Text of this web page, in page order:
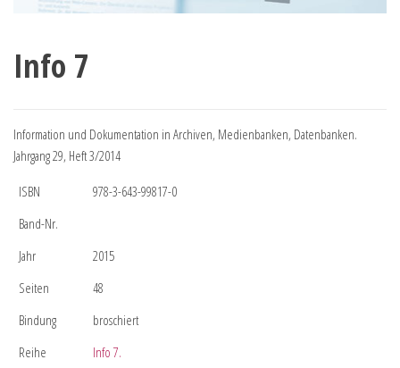
Info 7
Information und Dokumentation in Archiven, Medienbanken, Datenbanken.
Jahrgang 29, Heft 3/2014
ISBN
978-3-643-99817-0
Band-Nr.
Jahr
2015
Seiten
48
Bindung
broschiert
Reihe
Info 7.